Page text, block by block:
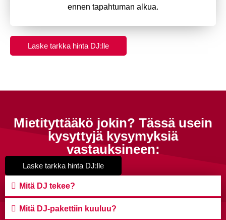
ennen tapahtuman alkua.
Laske tarkka hinta DJ:lle
Mietityttääkö jokin? Tässä usein
kysyttyjä kysymyksiä
vastauksineen:
Laske tarkka hinta DJ:lle
Mitä DJ tekee?
Mitä DJ-pakettiin kuuluu?